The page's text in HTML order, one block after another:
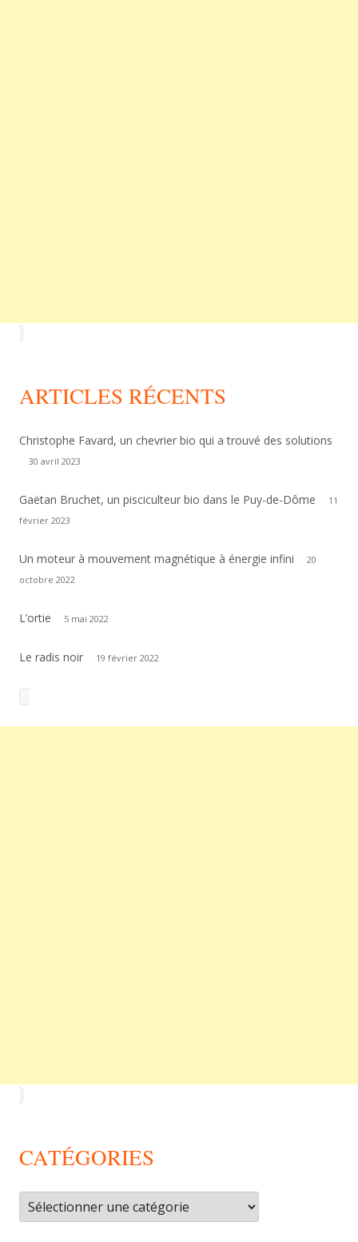
ARTICLES RÉCENTS
Christophe Favard, un chevrier bio qui a trouvé des solutions
30 avril 2023
Gaëtan Bruchet, un pisciculteur bio dans le Puy-de-Dôme
11
février 2023
Un moteur à mouvement magnétique à énergie infini
20
octobre 2022
L’ortie 5 mai 2022
Le radis noir 19 février 2022
CATÉGORIES
Catégories